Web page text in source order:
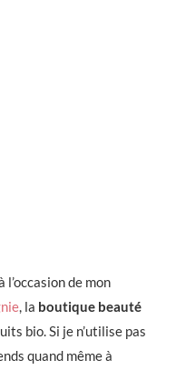
l’occasion de mon
, la boutique beauté
bio. Si je n’utilise pas
quand même à